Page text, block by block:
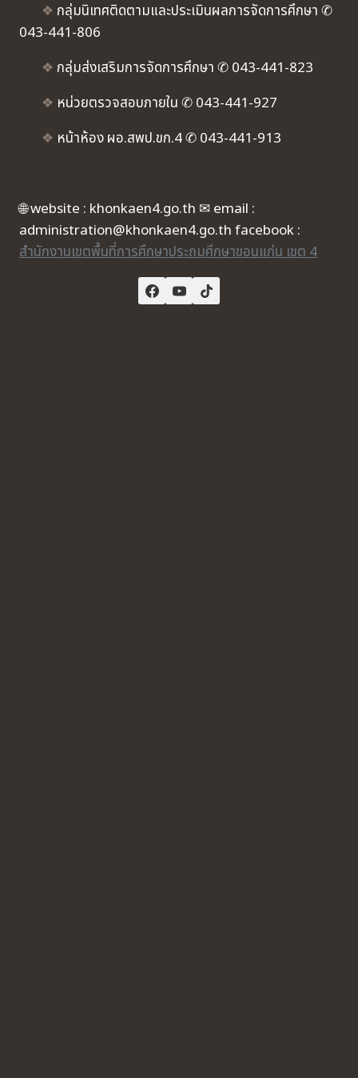
❖ กลุ่มนิเทศติดตามและประเมินผลการจัดการศึกษา ✆
043-441-806
❖ กลุ่มส่งเสริมการจัดการศึกษา ✆ 043-441-823
❖ หน่วยตรวจสอบภายใน ✆ 043-441-927
❖ หน้าห้อง ผอ.สพป.ขก.4 ✆ 043-441-913
🌐 website : khonkaen4.go.th ✉ email :
administration@khonkaen4.go.th facebook :
สำนักงานเขตพื้นที่การศึกษาประถมศึกษาขอนแก่น เขต 4